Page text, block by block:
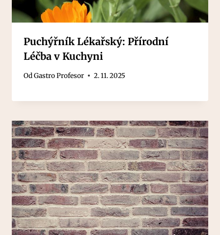
Puchýřník Lékařský: Přírodní
Léčba v Kuchyni
OdGastro Profesor 2. 11. 2025